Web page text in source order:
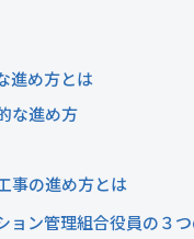
進め方とは
な進め方
事の進め方とは
ョン管理組合役員の３